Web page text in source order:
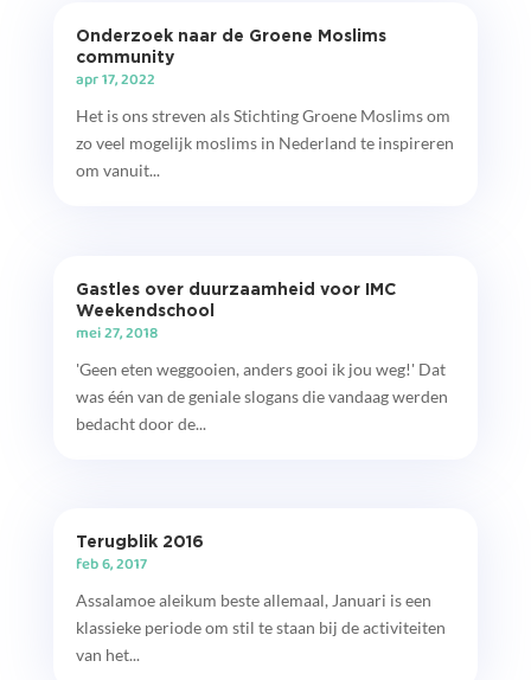
Onderzoek naar de Groene Moslims
community
apr 17, 2022
Het is ons streven als Stichting Groene Moslims om
zo veel mogelijk moslims in Nederland te inspireren
om vanuit...
Gastles over duurzaamheid voor IMC
Weekendschool
mei 27, 2018
'Geen eten weggooien, anders gooi ik jou weg!' Dat
was één van de geniale slogans die vandaag werden
bedacht door de...
Terugblik 2016
feb 6, 2017
Assalamoe aleikum beste allemaal, Januari is een
klassieke periode om stil te staan bij de activiteiten
van het...